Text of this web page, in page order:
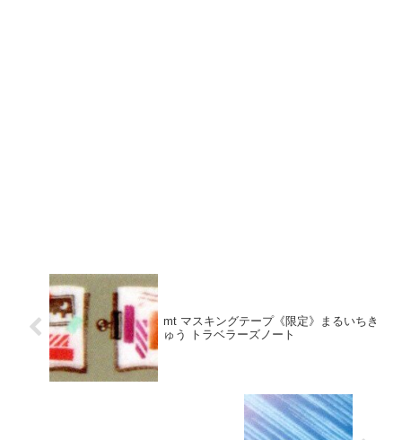
mt マスキングテープ《限定》まるいちき
ゅう トラベラーズノート